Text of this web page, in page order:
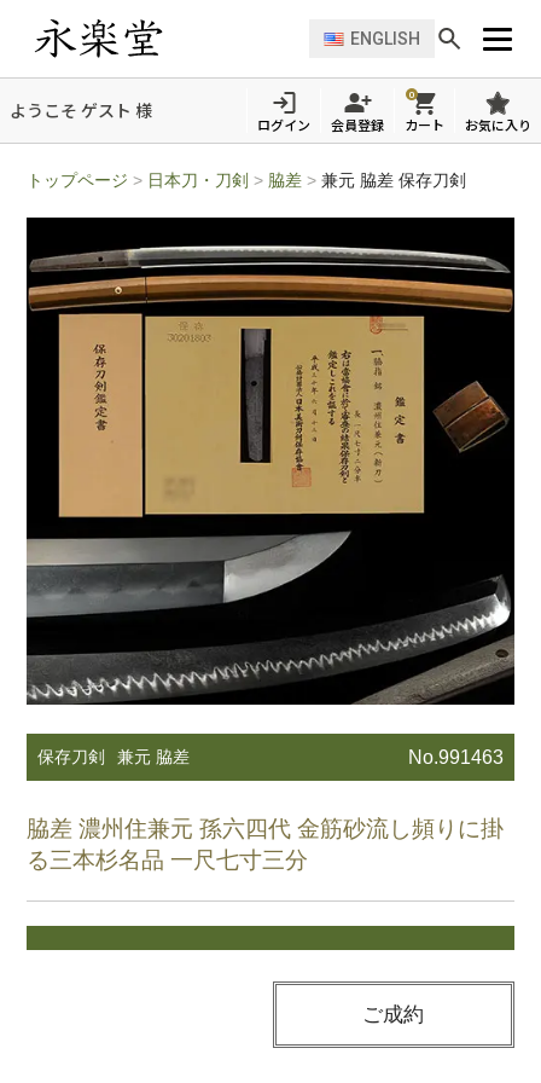
ENGLISH
ようこそ ゲスト 様
ログイン 会員登録
0
カート お気に入り
トップページ > 日本刀・刀剣 > 脇差 >兼元 脇差 保存刀剣
保存刀剣 兼元 脇差 No.991463
脇差 濃州住兼元 孫六四代 金筋砂流し頻りに掛
る三本杉名品 一尺七寸三分
ご成約